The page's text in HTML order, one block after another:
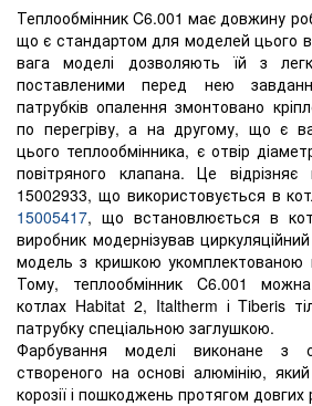
Теплообмінник C6.001 має довжину
що є стандартом для моделей цього
вага моделі дозволяють їй з
поставленими перед нею
патрубків опалення змонтовано
по перегріву, а на другому, що є
цього теплообмінника, є отвір
повітряного клапана. Це
15002933, що використовується в
15005417, що встановлюється в
виробник модернізував
модель з кришкою укомплектованою
Тому, теплообмінник C6.001
котлах Habitat 2, Italtherm і Tiberis
патрубку спеціальною заглушкою.
Фарбування моделі виконане з
створеного на основі алюмінію, який
корозії і пошкоджень протягом довгих